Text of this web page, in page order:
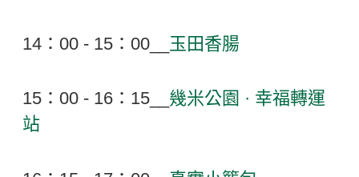
14：00 - 15：00__ 玉田香腸
15：00 - 16：15__ 幾米公園 · 幸福轉運
站